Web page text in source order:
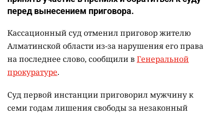
перед вынесением приговора.
Кассационный суд отменил приговор жителю
Алматинской области из-за нарушения его права
на последнее слово, сообщили вГенеральной
прокуратуре.
Суд первой инстанции приговорил мужчину к
семи годам лишения свободы за незаконный